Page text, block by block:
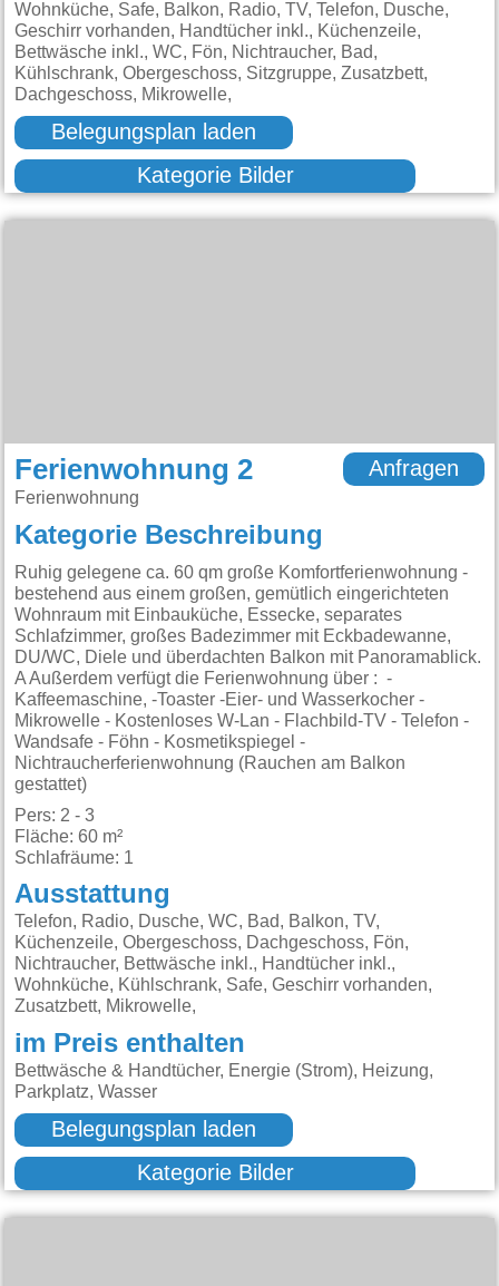
Wohnküche, Safe, Balkon, Radio, TV, Telefon, Dusche,
Geschirr vorhanden, Handtücher inkl., Küchenzeile,
Bettwäsche inkl., WC, Fön, Nichtraucher, Bad,
Kühlschrank, Obergeschoss, Sitzgruppe, Zusatzbett,
Dachgeschoss, Mikrowelle,
Belegungsplan laden
Kategorie Bilder
Ferienwohnung 2
Ferienwohnung
Anfragen
Kategorie Beschreibung
Ruhig gelegene ca. 60 qm große Komfortferienwohnung -
bestehend aus einem großen, gemütlich eingerichteten
Wohnraum mit Einbauküche, Essecke, separates
Schlafzimmer, großes Badezimmer mit Eckbadewanne,
DU/WC, Diele und überdachten Balkon mit Panoramablick.
A Außerdem verfügt die Ferienwohnung über : -
Kaffeemaschine, -Toaster -Eier- und Wasserkocher -
Mikrowelle - Kostenloses W-Lan - Flachbild-TV - Telefon -
Wandsafe - Föhn - Kosmetikspiegel -
Nichtraucherferienwohnung (Rauchen am Balkon
gestattet)
Pers: 2 - 3
Fläche: 60 m²
Schlafräume: 1
Ausstattung
Telefon, Radio, Dusche, WC, Bad, Balkon, TV,
Küchenzeile, Obergeschoss, Dachgeschoss, Fön,
Nichtraucher, Bettwäsche inkl., Handtücher inkl.,
Wohnküche, Kühlschrank, Safe, Geschirr vorhanden,
Zusatzbett, Mikrowelle,
im Preis enthalten
Bettwäsche & Handtücher, Energie (Strom), Heizung,
Parkplatz, Wasser
Belegungsplan laden
Kategorie Bilder